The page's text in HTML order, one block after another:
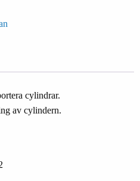
cylindrar.
av cylindern.